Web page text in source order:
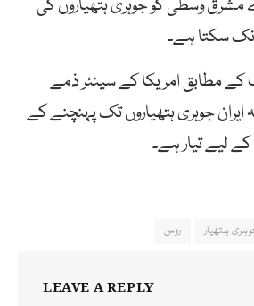
مشرق وسطی کو جوہری ہتھیاروں کی
سکتا ہے۔
کے مطابق امریکا کے سینئر ذمے
ایران جوہری ہتھیاروں تک پہنچنے کے
کے لیے تیار ہے۔
ہتھیار روس
LEAVE A REPLY